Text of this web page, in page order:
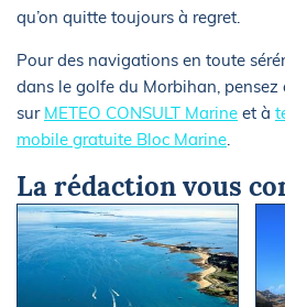
qu’on quitte toujours à regret.
Pour des navigations en toute
dans le golfe du Morbihan,
sur METEO CONSULT Marine et à
mobile gratuite Bloc Marine
La rédaction vous